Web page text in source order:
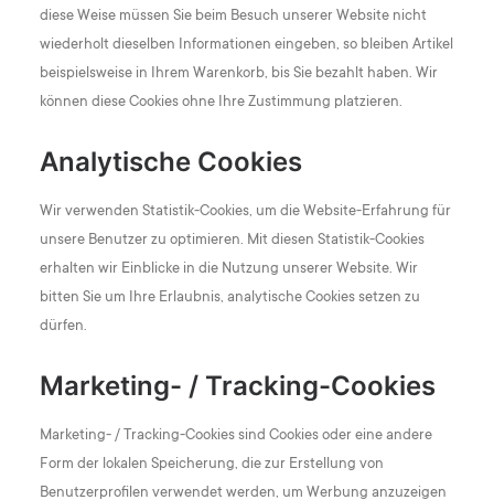
diese Weise müssen Sie beim Besuch unserer Website nicht
wiederholt dieselben Informationen eingeben, so bleiben Artikel
beispielsweise in Ihrem Warenkorb, bis Sie bezahlt haben. Wir
können diese Cookies ohne Ihre Zustimmung platzieren.
Analytische Cookies
Wir verwenden Statistik-Cookies, um die Website-Erfahrung für
unsere Benutzer zu optimieren. Mit diesen Statistik-Cookies
erhalten wir Einblicke in die Nutzung unserer Website. Wir
bitten Sie um Ihre Erlaubnis, analytische Cookies setzen zu
dürfen.
Marketing- / Tracking-Cookies
Marketing- / Tracking-Cookies sind Cookies oder eine andere
Form der lokalen Speicherung, die zur Erstellung von
Benutzerprofilen verwendet werden, um Werbung anzuzeigen